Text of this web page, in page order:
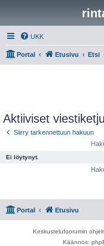
UKK
Portal Etusivu Etsi
Aktiiviset
Siirry tarkennettuun hakuun
Ei löytynyt.
Portal Etusivu
Keskustelufoorumin
Käännös: